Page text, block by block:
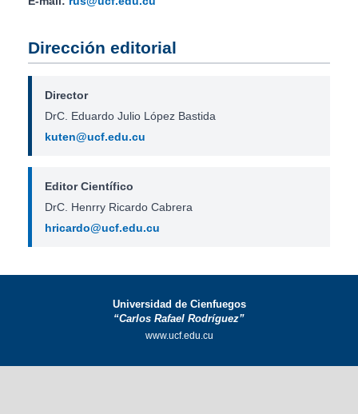
Dirección editorial
Director
DrC. Eduardo Julio López Bastida
kuten@ucf.edu.cu
Editor Científico
DrC. Henrry Ricardo Cabrera
hricardo@ucf.edu.cu
Universidad de Cienfuegos
“Carlos Rafael Rodríguez”
www.ucf.edu.cu